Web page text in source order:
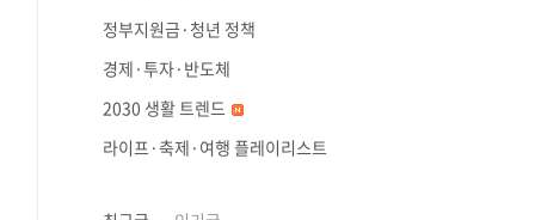
정부지원금·청년 정책
경제·투자·반도체
2030 생활 트렌드
라이프·축제·여행 플레이리스트